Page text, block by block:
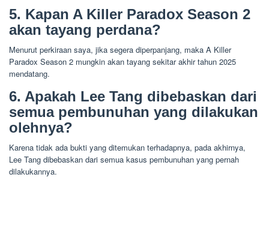
5. Kapan A Killer Paradox Season 2
akan tayang perdana?
Menurut perkiraan saya, jika segera diperpanjang, maka A Killer
Paradox Season 2 mungkin akan tayang sekitar akhir tahun 2025
mendatang.
6. Apakah Lee Tang dibebaskan dari
semua pembunuhan yang dilakukan
olehnya?
Karena tidak ada bukti yang ditemukan terhadapnya, pada akhirnya,
Lee Tang dibebaskan dari semua kasus pembunuhan yang pernah
dilakukannya.